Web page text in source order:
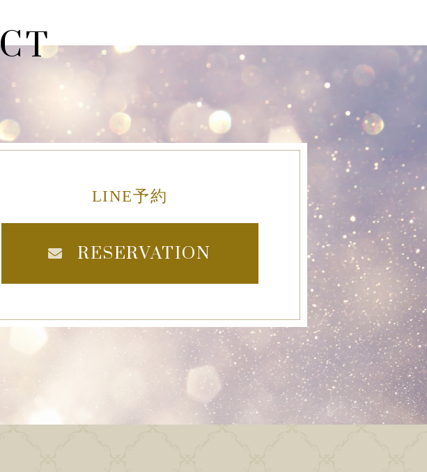
LINE予約
RESERVATION